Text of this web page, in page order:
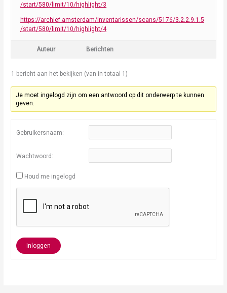
/start/580/limit/10/highlight/3
https://archief.amsterdam/inventarissen/scans/5176/3.2.2.9.1.5
/start/580/limit/10/highlight/4
Auteur Berichten
1 bericht aan het bekijken (van in totaal 1)
Je moet ingelogd zijn om een antwoord op dit onderwerp te kunnen
geven.
Gebruikersnaam:
Wachtwoord:
Houd me ingelogd
Inloggen